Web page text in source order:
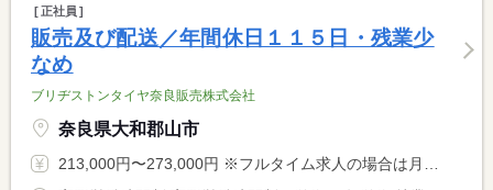
正社員
販売及び配送／年間休日１１５日・残業少
なめ
ブリヂストンタイヤ奈良販売株式会社
奈良県大和郡山市
213,000円〜273,000円 ※フルタイム求人の場合は月額（換算額）、パート求人の場合は時間額を表示しています。